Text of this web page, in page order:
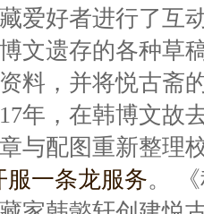
爱好者进行了互
文遗存的各种草
料，并将悦古斋
年，在韩博文故
与配图重新整理
服一条龙服务。